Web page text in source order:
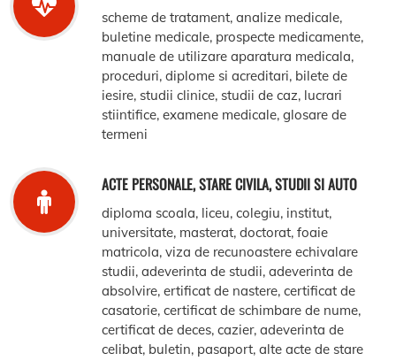
scheme de tratament, analize medicale,
buletine medicale, prospecte medicamente,
manuale de utilizare aparatura medicala,
proceduri, diplome si acreditari, bilete de
iesire, studii clinice, studii de caz, lucrari
stiintifice, examene medicale, glosare de
termeni
ACTE PERSONALE, STARE CIVILA, STUDII SI AUTO
diploma scoala, liceu, colegiu, institut,
universitate, masterat, doctorat, foaie
matricola, viza de recunoastere echivalare
studii, adeverinta de studii, adeverinta de
absolvire, ertificat de nastere, certificat de
casatorie, certificat de schimbare de nume,
certificat de deces, cazier, adeverinta de
celibat, buletin, pasaport, alte acte de stare